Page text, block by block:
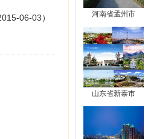
06-03） 河南省孟州市
山东省新泰市